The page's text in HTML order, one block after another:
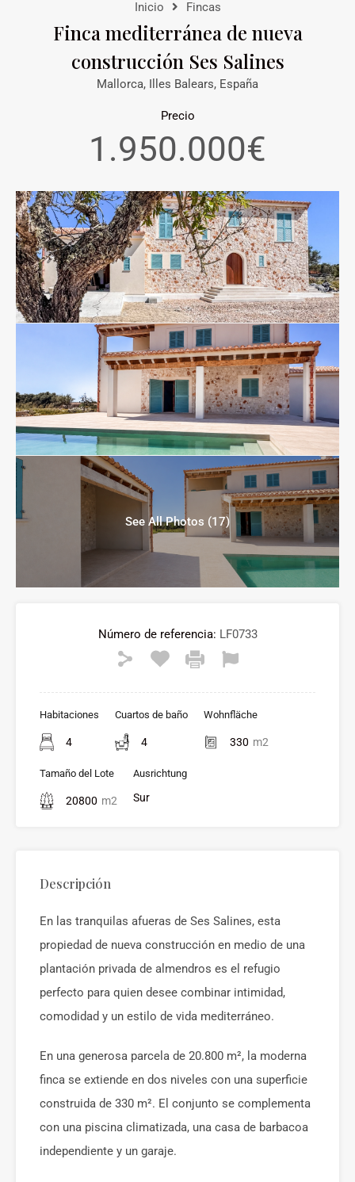
Inicio Fincas
Finca mediterránea de nueva
construcción Ses Salines
Mallorca, Illes Balears, España
Precio
1.950.000€
See All Photos (17)
Número de referencia: LF0733
Habitaciones
4
Cuartos de baño
4
Wohnfläche
330 m2
Tamaño del Lote
20800 m2
Ausrichtung
Sur
Descripción
En las tranquilas afueras de Ses Salines, esta
propiedad de nueva construcción en medio de una
plantación privada de almendros es el refugio
perfecto para quien desee combinar intimidad,
comodidad y un estilo de vida mediterráneo.
En una generosa parcela de 20.800 m², la moderna
finca se extiende en dos niveles con una superficie
construida de 330 m². El conjunto se complementa
con una piscina climatizada, una casa de barbacoa
independiente y un garaje.